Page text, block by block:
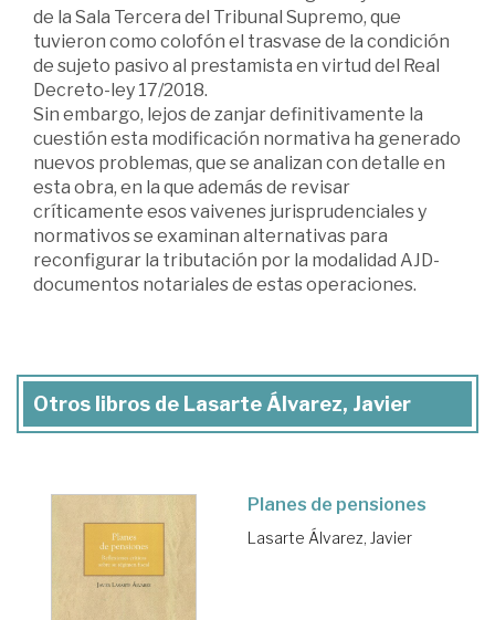
de la Sala Tercera del Tribunal Supremo, que
tuvieron como colofón el trasvase de la condición
de sujeto pasivo al prestamista en virtud del Real
Decreto-ley 17/2018.
Sin embargo, lejos de zanjar definitivamente la
cuestión esta modificación normativa ha generado
nuevos problemas, que se analizan con detalle en
esta obra, en la que además de revisar
críticamente esos vaivenes jurisprudenciales y
normativos se examinan alternativas para
reconfigurar la tributación por la modalidad AJD-
documentos notariales de estas operaciones.
Otros libros de Lasarte Álvarez, Javier
Planes de pensiones
Lasarte Álvarez, Javier